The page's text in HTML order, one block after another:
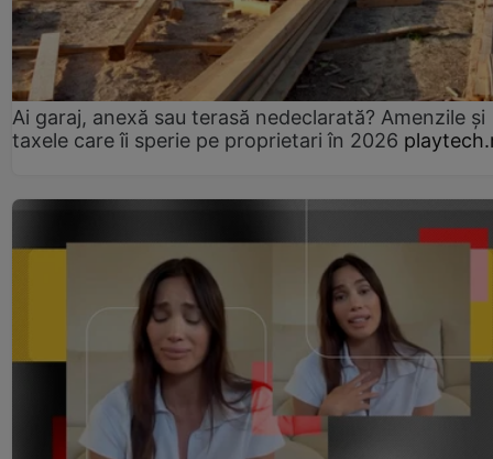
Ai garaj, anexă sau terasă nedeclarată? Amenzile și
taxele care îi sperie pe proprietari în 2026